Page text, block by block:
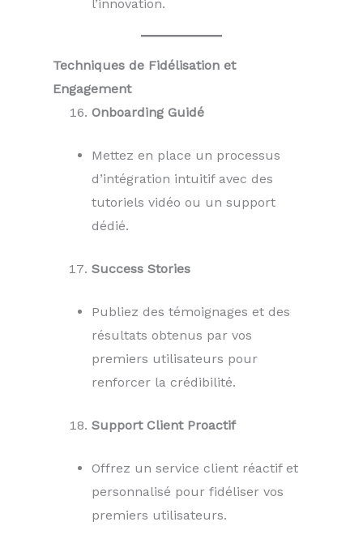
l’innovation.
Techniques de Fidélisation et
Engagement
Onboarding Guidé
Mettez en place un processus
d’intégration intuitif avec des
tutoriels vidéo ou un support
dédié.
Success Stories
Publiez des témoignages et des
résultats obtenus par vos
premiers utilisateurs pour
renforcer la crédibilité.
Support Client Proactif
Offrez un service client réactif et
personnalisé pour fidéliser vos
premiers utilisateurs.